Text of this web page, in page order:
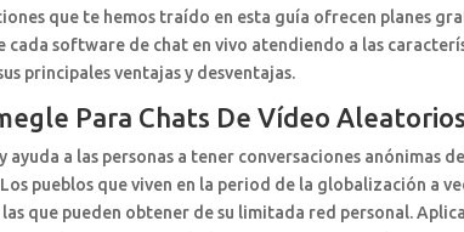
que te hemos traído en esta guía ofrecen planes
cada software de chat en vivo atendiendo a las
principales ventajas y desventajas.
Para Chats De Vídeo Aleatorios
ayuda a las personas a tener conversaciones anónimas
pueblos que viven en la period de la globalización a
las que pueden obtener de su limitada red personal.